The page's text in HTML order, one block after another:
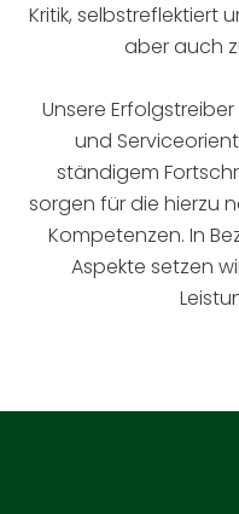
Kritik, selbstreflektiert
aber auch
Unsere
und
ständigem
sorgen für die hierzu
Kompetenzen. In
Aspekte setzen